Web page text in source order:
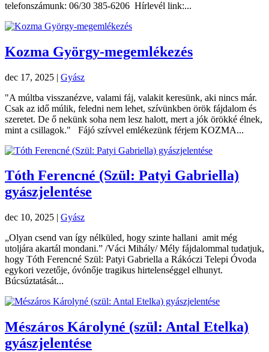
telefonszámunk: 06/30 385-6206 Hírlevél link:...
Kozma György-megemlékezés
dec 17, 2025 | Gyász
"A múltba visszanézve, valami fáj, valakit keresünk, aki nincs már.
Csak az idő múlik, feledni nem lehet, szívünkben örök fájdalom és
szeretet. De ő nekünk soha nem lesz halott, mert a jók örökké élnek,
mint a csillagok." Fájó szívvel emlékezünk férjem KOZMA...
Tóth Ferencné (Szül: Patyi Gabriella)
gyászjelentése
dec 10, 2025 | Gyász
„Olyan csend van így nélküled, hogy szinte hallani amit még
utoljára akartál mondani.” /Váci Mihály/ Mély fájdalommal tudatjuk,
hogy Tóth Ferencné Szül: Patyi Gabriella a Rákóczi Telepi Óvoda
egykori vezetője, óvónője tragikus hirtelenséggel elhunyt.
Búcsúztatását...
Mészáros Károlyné (szül: Antal Etelka)
gyászjelentése